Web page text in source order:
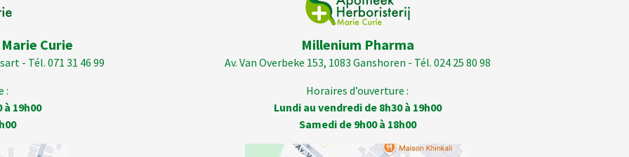
Curie
- Tél. 071 31 46 99
:
19h00
Millenium Pharma
Av. Van Overbeke 153, 1083 Ganshoren - Tél. 024 25 80 98
Horaires d’ouverture :
Lundi au vendredi de 8h30 à 19h00
Samedi de 9h00 à 18h00